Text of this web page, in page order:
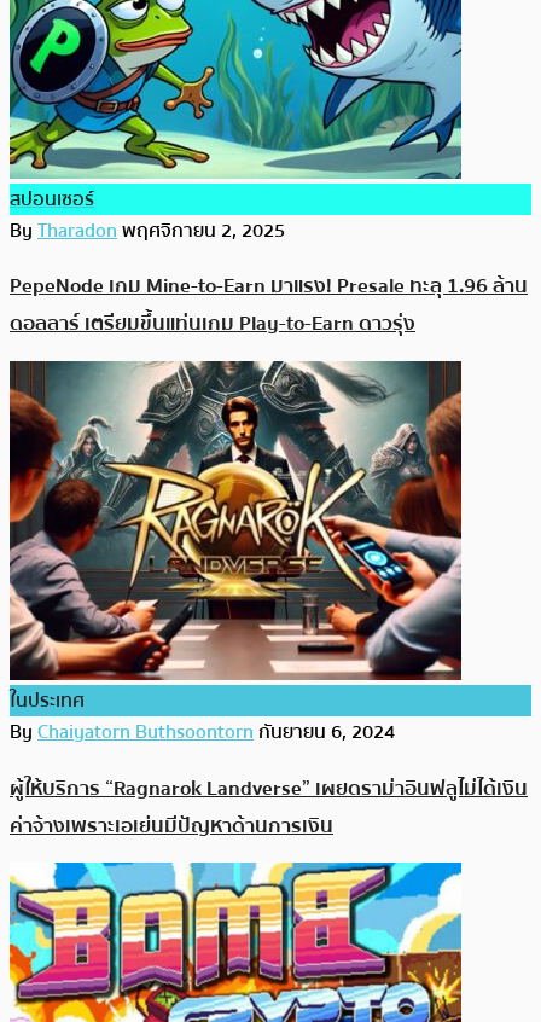
สปอนเซอร์
ByTharadonพฤศจิกายน 2, 2025
PepeNode เกม Mine-to-Earn มาแรง! Presale ทะลุ 1.96 ล้าน
ดอลลาร์ เตรียมขึ้นแท่นเกม Play-to-Earn ดาวรุ่ง
ในประเทศ
ByChaiyatorn Buthsoontornกันยายน 6, 2024
ผู้ให้บริการ “Ragnarok Landverse” เผยดราม่าอินฟลูไม่ได้เงิน
ค่าจ้างเพราะเอเย่นมีปัญหาด้านการเงิน